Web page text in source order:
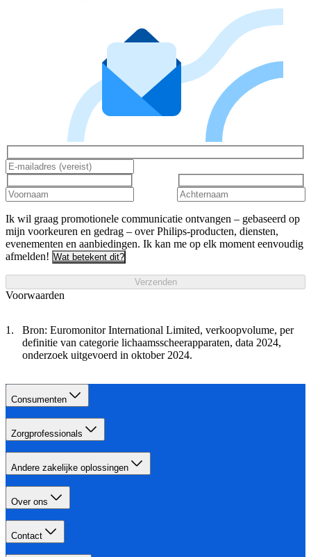
Ik wil graag promotionele communicatie ontvangen – gebaseerd op
mijn voorkeuren en gedrag – over Philips-producten, diensten,
evenementen en aanbiedingen. Ik kan me op elk moment eenvoudig
afmelden! Wat betekent dit?
Verzenden
Voorwaarden
Bron: Euromonitor International Limited, verkoopvolume, per
definitie van categorie lichaamsscheerapparaten, data 2024,
onderzoek uitgevoerd in oktober 2024.
Consumenten
Zorgprofessionals
Andere zakelijke oplossingen
Over ons
Contact